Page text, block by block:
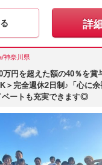
詳
神奈川県
万円を超えた額の40％を
＞完全週休2日制♪「心に
ベートも充実できます◎